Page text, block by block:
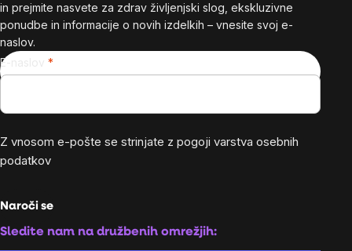
in prejmite nasvete za zdrav življenjski slog, ekskluzivne
ponudbe in informacije o novih izdelkih – vnesite svoj e-
naslov.
E-naslov
Z vnosom e-pošte se strinjate z pogoji varstva osebnih
podatkov
Naroči se
Sledite nam na družbenih omrežjih: